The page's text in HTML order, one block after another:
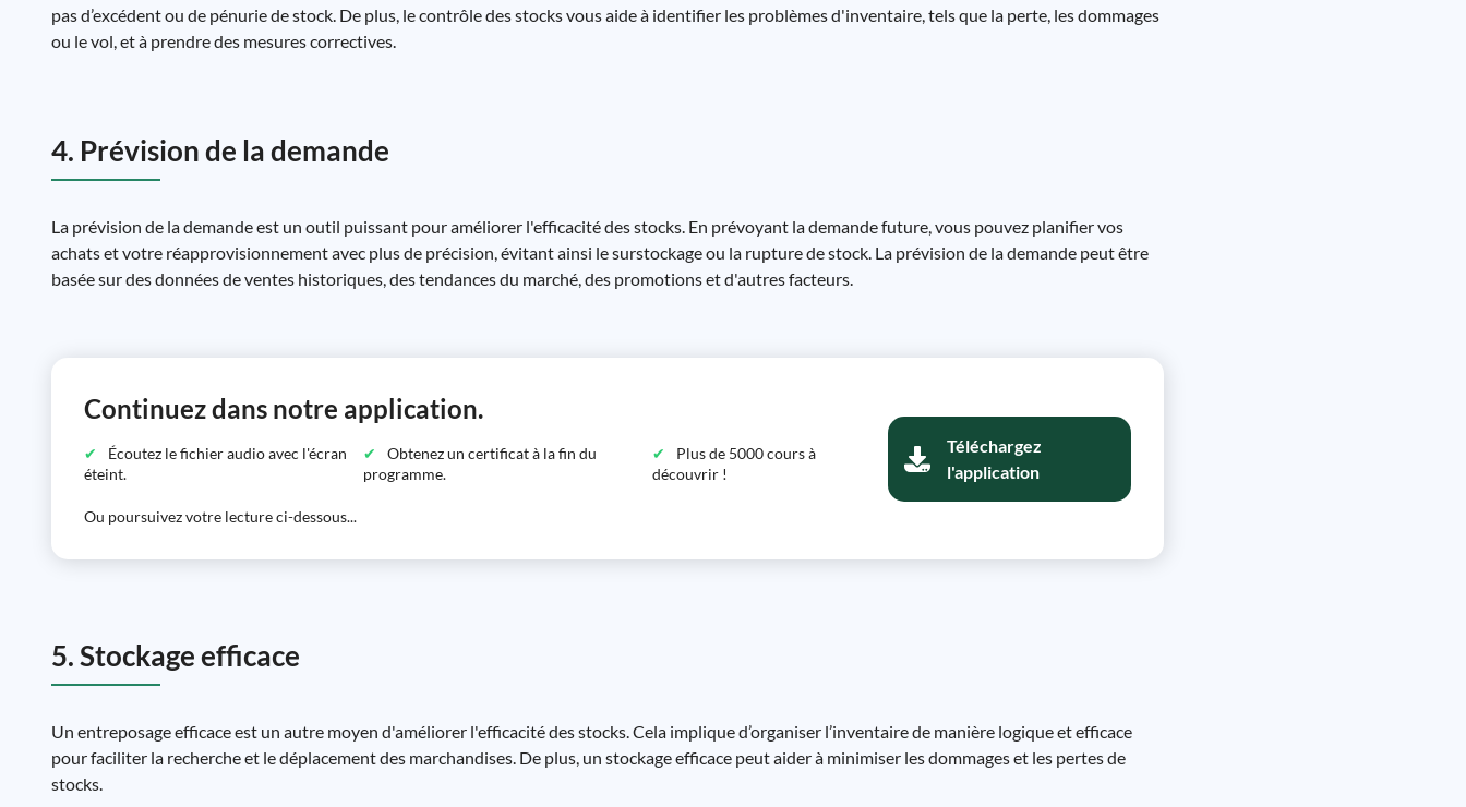
pas d’excédent ou de pénurie de stock. De plus, le contrôle des stocks vous aide à identifier les problèmes d'inventaire, tels que la perte, les dommages
ou le vol, et à prendre des mesures correctives.
4. Prévision de la demande
La prévision de la demande est un outil puissant pour améliorer l'efficacité des stocks. En prévoyant la demande future, vous pouvez planifier vos
achats et votre réapprovisionnement avec plus de précision, évitant ainsi le surstockage ou la rupture de stock. La prévision de la demande peut être
basée sur des données de ventes historiques, des tendances du marché, des promotions et d'autres facteurs.
Continuez dans notre application.
Écoutez le fichier audio avec l'écran
éteint.
Obtenez un certificat à la fin du
programme.
Plus de 5000 cours à
découvrir !
Ou poursuivez votre lecture ci-dessous...
Téléchargez
l'application
5. Stockage efficace
Un entreposage efficace est un autre moyen d'améliorer l'efficacité des stocks. Cela implique d’organiser l’inventaire de manière logique et efficace
pour faciliter la recherche et le déplacement des marchandises. De plus, un stockage efficace peut aider à minimiser les dommages et les pertes de
stocks.